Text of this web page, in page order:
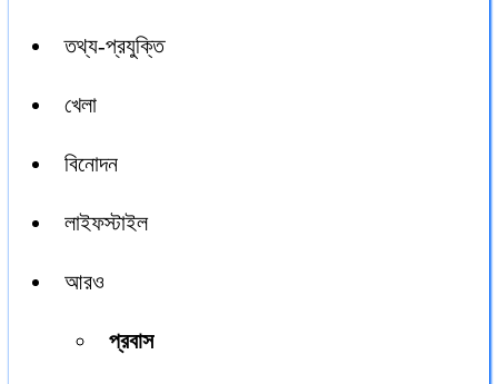
তথ্য-প্রযুক্তি
খেলা
বিনোদন
লাইফস্টাইল
আরও
প্রবাস